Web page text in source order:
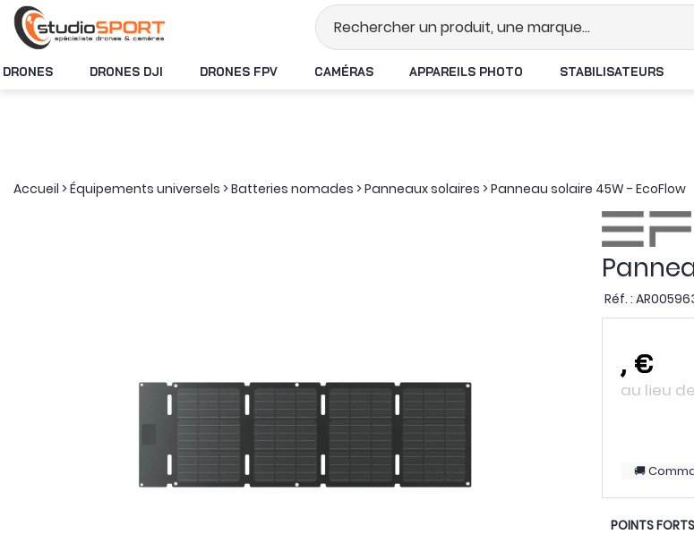
Stock en temps réel
DRONES DRONES DJI DRONES FPV CAMÉRAS APPAREILS PHOTO STABILISATEURS
Accueil >Équipements universels >Batteries nomades >Panneaux solaires >Panneau solaire 45W - EcoFlow
Réf. :
, €
au lieu de
POINTS